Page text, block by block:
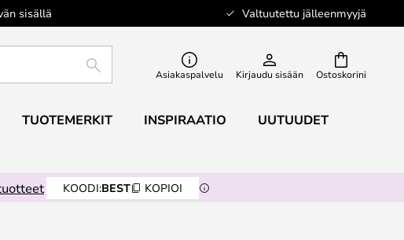
sisällä Valtuutettu jälleenmyyjä
Ostoskorini
ETSI Asiakaspalvelu Kirjaudu sisään
TUOTEMERKIT INSPIRAATIO UUTUUDET
KOODI:BEST KOPIOI